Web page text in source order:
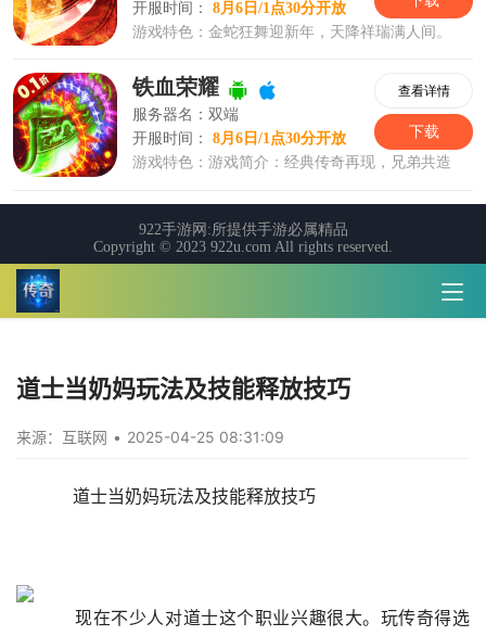
道士当奶妈玩法及技能释放技巧
来源：互联网 • 2025-04-25 08:31:09
道士当奶妈玩法及技能释放技巧
现在不少人对道士这个职业兴趣很大。玩传奇得选